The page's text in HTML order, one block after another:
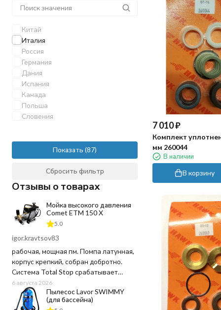
7 010₽
Комплект
мм 260044
В наличии
В корзину
Idrobase
Inteva
Iskra
Karcher
Kometa
Kranzle
MTM
Mazzoni
Mecline
Melegari
PA
PROCAR
R+M
RAVEL
RC
Ramex
Soteco
TOR
Tecomec
Tubes International
VIKAN
Китай
Италия
Россия
Германия
Дания
Испания
Канада
Польша
Словения
Показать
Сбросить фильтр
Отзывы о товарах
Мойка высокого давления
Comet ETM 150 X
5.0
igor.kravtsov83
рабочая, мощная пм. Помпа латунная,
корпус крепкий, собран добротно.
Система Total Stop срабатывает
четко, отпустил курок - движок заглох,
воду и ресурс не тратит попусту.
Напор выдает отличный, грязь
6 августа 2026
Пылесос Lavor SWIMMY
(для бассейна)